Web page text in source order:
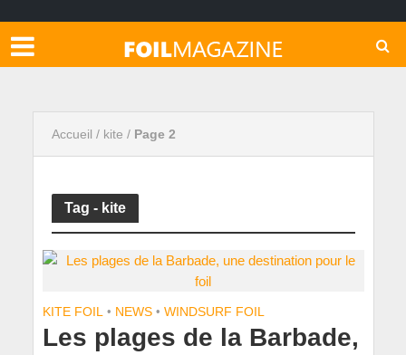
Accueil / kite / Page 2
Tag - kite
KITE FOIL • NEWS • WINDSURF FOIL
Les plages de la Barbade,